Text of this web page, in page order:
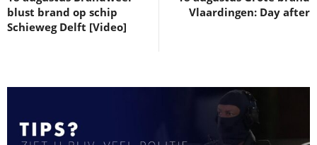
blust brand op schip
Schieweg Delft [Video]
Vlaardingen: Day after